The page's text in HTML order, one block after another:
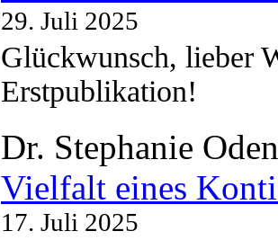
29. Juli 2025
Glückwunsch, lieber
Erstpublikation!
Dr. Stephanie
Vielfalt eines
17. Juli 2025